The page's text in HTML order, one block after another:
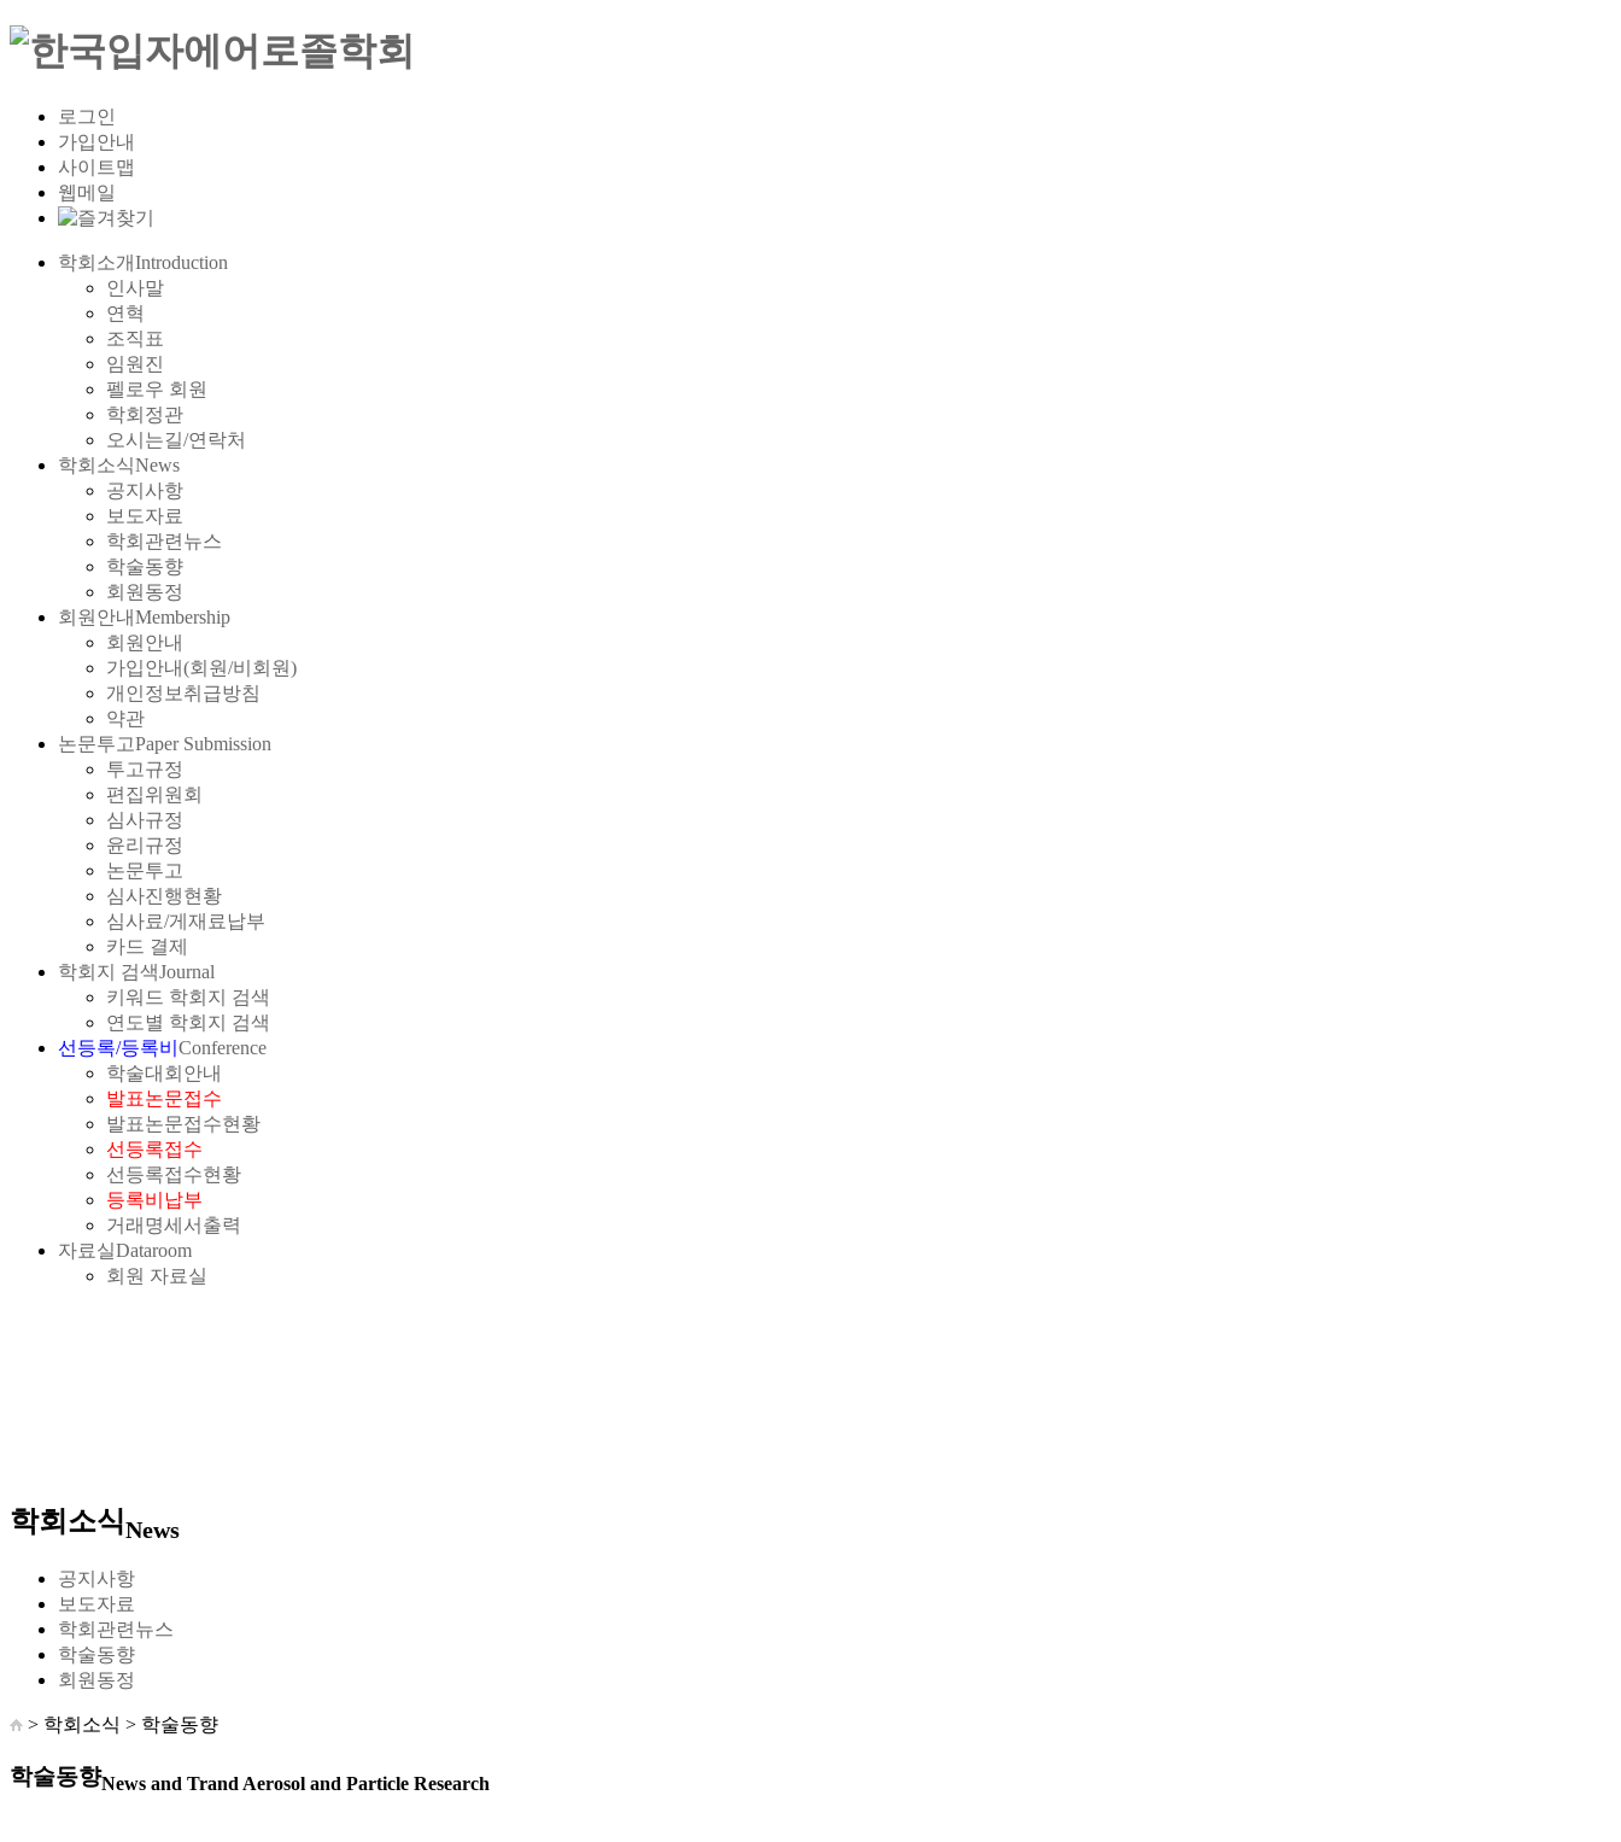
로그인
가입안내
사이트맵
웹메일
학회소개Introduction
인사말
연혁
조직표
임원진
펠로우 회원
학회정관
오시는길/연락처
학회소식News
공지사항
보도자료
학회관련뉴스
학술동향
회원동정
회원안내Membership
회원안내
가입안내(회원/비회원)
개인정보취급방침
약관
논문투고Paper Submission
투고규정
편집위원회
심사규정
윤리규정
논문투고
심사진행현황
심사료/게재료납부
카드 결제
학회지 검색Journal
키워드 학회지 검색
연도별 학회지 검색
선등록/등록비 Conference
학술대회안내
발표논문접수
발표논문접수현황
선등록접수
선등록접수현황
등록비납부
거래명세서출력
자료실Dataroom
회원 자료실
학회소식News
공지사항
보도자료
학회관련뉴스
학술동향
회원동정
> 학회소식 > 학술동향
학술동향News and Trand Aerosol and Particle Research